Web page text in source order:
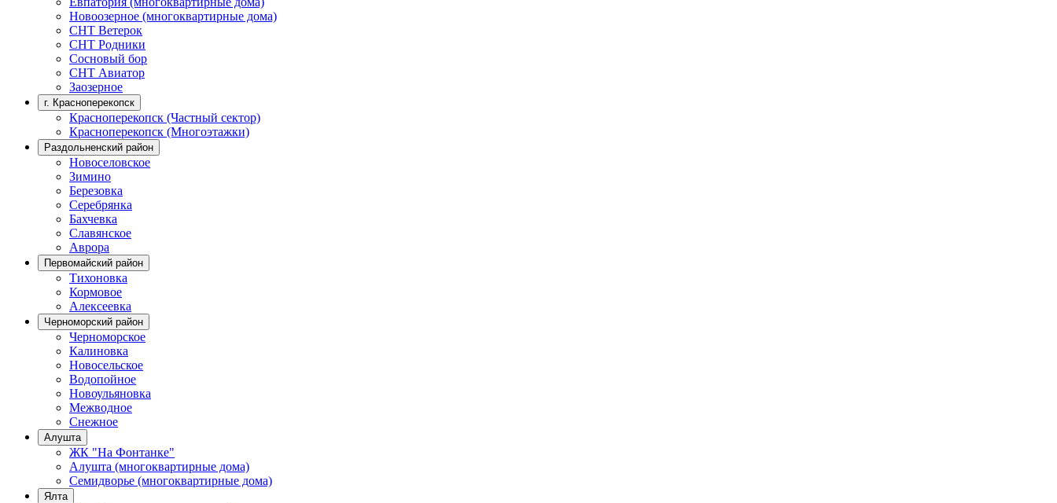
Новоозерное (многоквартирные дома)
СНТ Ветерок
СНТ Родники
Сосновый бор
СНТ Авиатор
Заозерное
г. Красноперекопск
Красноперекопск (Частный сектор)
Красноперекопск (Многоэтажки)
Раздольненский район
Новоселовское
Зимино
Березовка
Серебрянка
Бахчевка
Славянское
Аврора
Первомайский район
Тихоновка
Кормовое
Алексеевка
Черноморский район
Черноморское
Калиновка
Новосельское
Водопойное
Новоульяновка
Межводное
Снежное
Алушта
ЖК "На Фонтанке"
Алушта (многоквартирные дома)
Семидворье (многоквартирные дома)
Ялта